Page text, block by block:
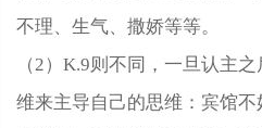
不理、生气、撒娇等等。
（2）K.9则不同，一旦认主
维来主导自己的思维：宾馆不